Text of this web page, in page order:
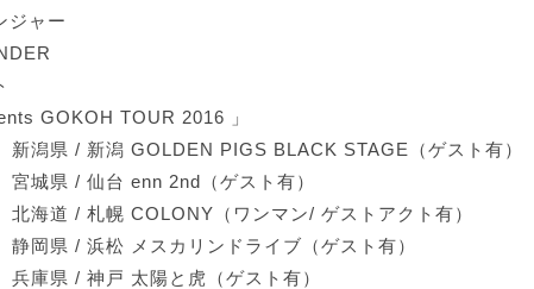
ジャー
GOKOH TOUR 2016 」
潟県 / 新潟 GOLDEN PIGS BLACK STAGE（ゲスト有）
城県 / 仙台 enn 2nd（ゲスト有）
海道 / 札幌 COLONY（ワンマン/ ゲストアクト有）
岡県 / 浜松 メスカリンドライブ（ゲスト有）
庫県 / 神戸 太陽と虎（ゲスト有）